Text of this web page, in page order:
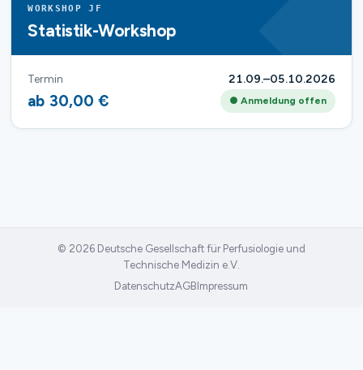
WORKSHOP JF
Statistik-Workshop
Termin 21.09.–05.10.2026
ab 30,00 € ● Anmeldung offen
© 2026 Deutsche Gesellschaft für Perfusiologie und
Technische Medizin e.V.
DatenschutzAGB Impressum